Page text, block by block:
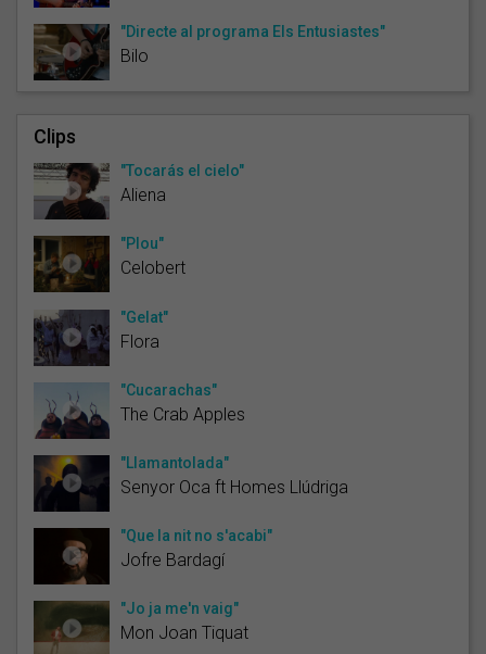
"Directe al programa Els Entusiastes"
Bilo
Clips
"Tocarás el cielo"
Aliena
"Plou"
Celobert
"Gelat"
Flora
"Cucarachas"
The Crab Apples
"Llamantolada"
Senyor Oca ft Homes Llúdriga
"Que la nit no s'acabi"
Jofre Bardagí
"Jo ja me'n vaig"
Mon Joan Tiquat